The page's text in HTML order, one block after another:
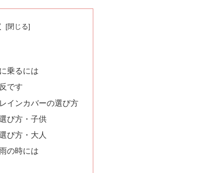
乗るには
です
インカバーの選び方
び方・子供
び方・大人
の時には